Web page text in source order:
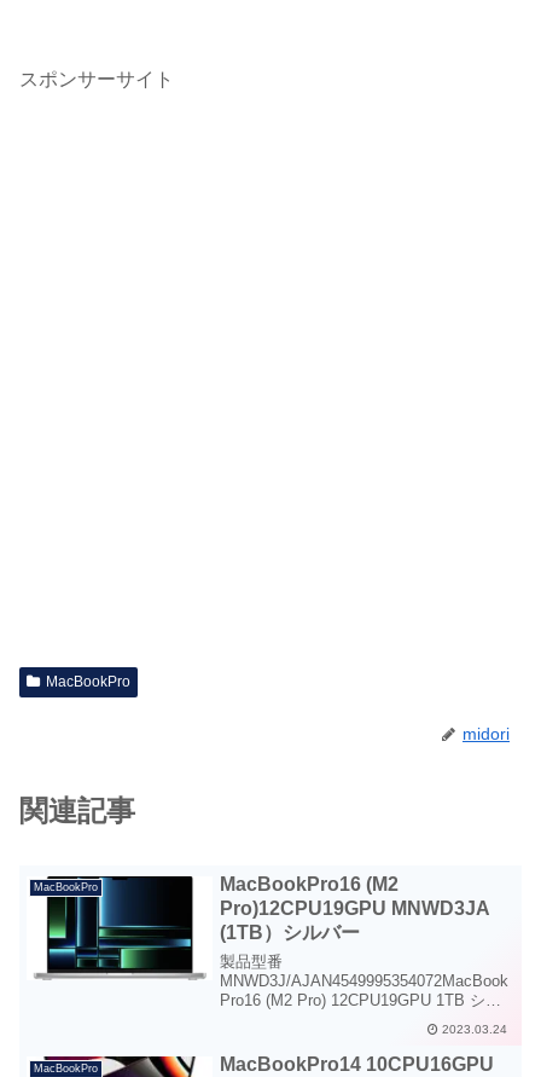
スポンサーサイト
MacBookPro
midori
関連記事
MacBookPro
MacBookPro16 (M2
Pro)12CPU19GPU MNWD3JA
(1TB）シルバー
製品型番
MNWD3J/AJAN4549995354072MacBook
Pro16 (M2 Pro) 12CPU19GPU 1TB シル
バーMacBookPro16かつてないほどパワ
フルなのに電力効率に優れたMacBook
Proに進化しまし...
2023.03.24
MacBookPro
MacBookPro14 10CPU16GPU